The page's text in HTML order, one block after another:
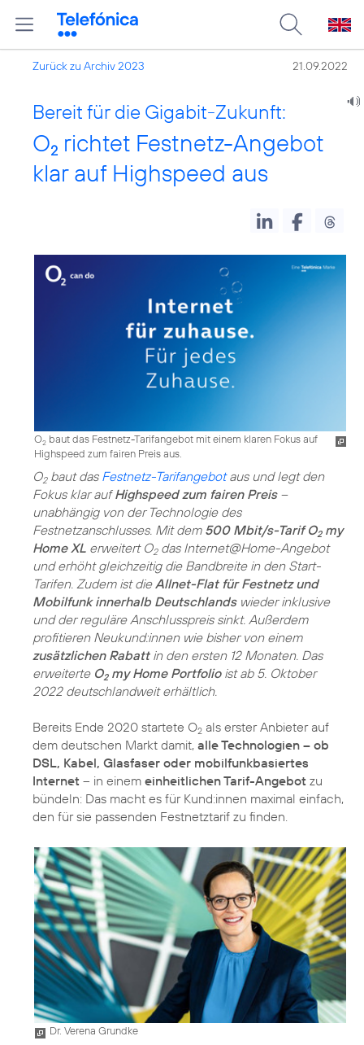
Zurück zu Archiv 2023 21.09.2022
Bereit für die Gigabit-Zukunft:
O2 richtet Festnetz-Angebot
klar auf Highspeed aus
O2 baut das Festnetz-Tarifangebot mit einem klaren Fokus auf
Highspeed zum fairen Preis aus.
O2baut das Festnetz-Tarifangebotaus und legt den
Fokus klar aufHighspeed zum fairen Preis–
unabhängig von der Technologie des
Festnetzanschlusses. Mit dem 500 Mbit/s-Tarif O2my
Home XL erweitert O2das Internet@Home-Angebot
und erhöht gleichzeitig die Bandbreite in den Start-
Tarifen. Zudem ist dieAllnet-Flat für Festnetz und
Mobilfunk innerhalb Deutschlandswieder inklusive
und der reguläre Anschlusspreis sinkt. Außerdem
profitieren Neukund:innen wie bisher von einem
zusätzlichen Rabattin den ersten 12 Monaten. Das
erweiterte O2my Home Portfolioist ab 5. Oktober
2022 deutschlandweit erhältlich.
Bereits Ende 2020 startete O2 als erster Anbieter auf
dem deutschen Markt damit, alle Technologien – ob
DSL, Kabel, Glasfaser oder mobilfunkbasiertes
Internet – in einem einheitlichen Tarif-Angebot zu
bündeln: Das macht es für Kund:innen maximal einfach,
den für sie passenden Festnetztarif zu finden.
Dr. Verena Grundke